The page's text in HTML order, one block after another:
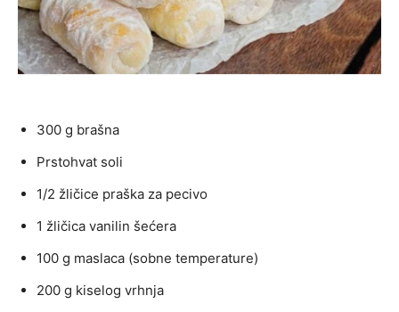
300 g brašna
Prstohvat soli
1/2 žličice praška za pecivo
1 žličica vanilin šećera
100 g maslaca (sobne temperature)
200 g kiselog vrhnja